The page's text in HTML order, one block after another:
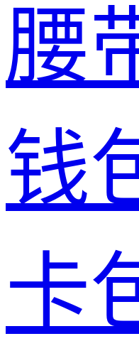
腰
钱
卡